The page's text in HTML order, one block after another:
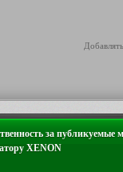
за публикуемые
XENON